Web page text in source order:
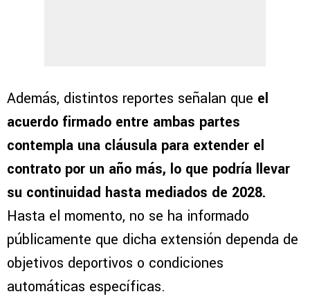
Además, distintos reportes señalan que el
acuerdo firmado entre ambas partes
contempla una cláusula para extender el
contrato por un año más, lo que podría llevar
su continuidad hasta mediados de 2028.
Hasta el momento, no se ha informado
públicamente que dicha extensión dependa de
objetivos deportivos o condiciones
automáticas específicas.